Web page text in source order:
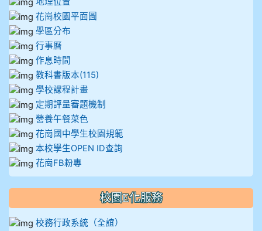
花崗校園平面圖
學區分布
行事曆
作息時間
教科書版本(115)
學校課程計畫
定期評量審題機制
營養午餐菜色
花崗國中學生校園規範
本校學生OPEN ID查詢
花崗FB粉專
校園E化服務
校務行政系統（全誼）